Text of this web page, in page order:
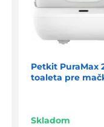
Loo Wee Care™
Petkit PuraMax
toaleta pre
Skladom